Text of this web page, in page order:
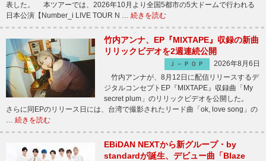
表した。 本ツアーでは、2026年10月より全国5都市の5大ドームで行われる
日本公演【Number_i LIVE TOUR N … 続きを読む
竹内アンナ、EP『MIXTAPE』収録の新曲
リリックビデオを2週連続公開
Ｊ－ＰＯＰ
2026年8月6日
竹内アンナが、8月12日に配信リリースするデ
ジタルコンセプトEP『MIXTAPE』収録曲「My
secret plum」のリリックビデオを公開した。
さらに同EPのリリース日には、台湾で撮影されたリード曲「ok, love song」の
… 続きを読む
EBiDAN NEXTから新グループ・by
standardが誕生、デビュー曲「Blaze